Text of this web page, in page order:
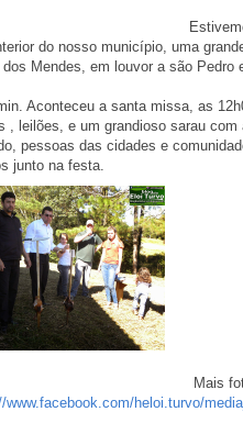
do nosso município, uma
dos Mendes, em louvor a são Pedro
Aconteceu a santa missa, as
, leilões, e um grandioso sarau
pessoas das cidades e
junto na festa.
Mais
www.facebook.com/heloi.turvo/